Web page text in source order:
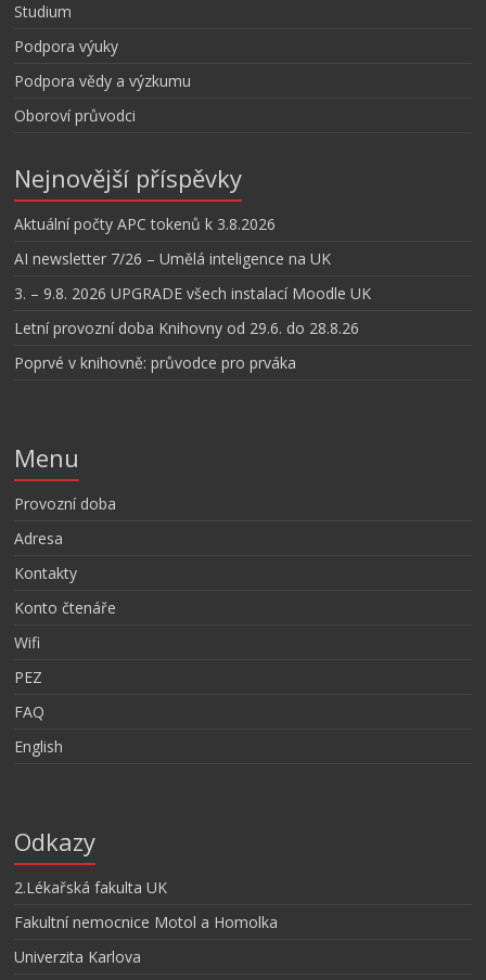
Studium
Podpora výuky
Podpora vědy a výzkumu
Oboroví průvodci
Nejnovější příspěvky
Aktuální počty APC tokenů k 3.8.2026
AI newsletter 7/26 – Umělá inteligence na UK
3. – 9.8. 2026 UPGRADE všech instalací Moodle UK
Letní provozní doba Knihovny od 29.6. do 28.8.26
Poprvé v knihovně: průvodce pro prváka
Menu
Provozní doba
Adresa
Kontakty
Konto čtenáře
Wifi
PEZ
FAQ
English
Odkazy
2.Lékařská fakulta UK
Fakultní nemocnice Motol a Homolka
Univerzita Karlova